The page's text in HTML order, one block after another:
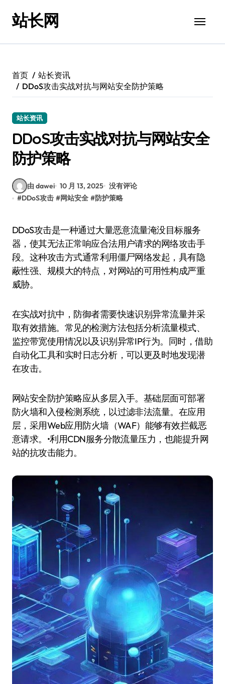
站长网
首页
站长资讯
DDoS攻击实战对抗与网站安全防护策略
站长资讯
DDoS攻击实战对抗与网站安全
防护策略
由 dawei 10 月 13, 2025 没有评论
#DDoS攻击 #网站安全 #防护策略
DDoS攻击是一种通过大量恶意流量淹没目标服务
器，使其无法正常响应合法用户请求的网络攻击手
段。这种攻击方式通常利用僵尸网络发起，具有隐
蔽性强、规模大的特点，对网站的可用性构成严重
威胁。
在实战对抗中，防御者需要快速识别异常流量并采
取有效措施。常见的检测方法包括分析流量模式、
监控带宽使用情况以及识别异常IP行为。同时，借助
自动化工具和实时日志分析，可以更及时地发现潜
在攻击。
网站安全防护策略应从多层入手。基础层面可部署
防火墙和入侵检测系统，以过滤非法流量。在应用
层，采用Web应用防火墙（WAF）能够有效拦截恶
意请求。•利用CDN服务分散流量压力，也能提升网
站的抗攻击能力。